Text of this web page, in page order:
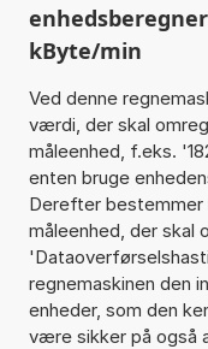
kByte/min
Ved denne
værdi, der skal
måleenhed, f.eks.
enten bruge
Derefter bestemmer
måleenhed, der
regnemaskinen den
enheder, som den
være sikker på også